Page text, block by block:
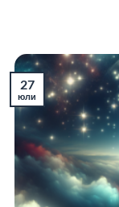
27
юли